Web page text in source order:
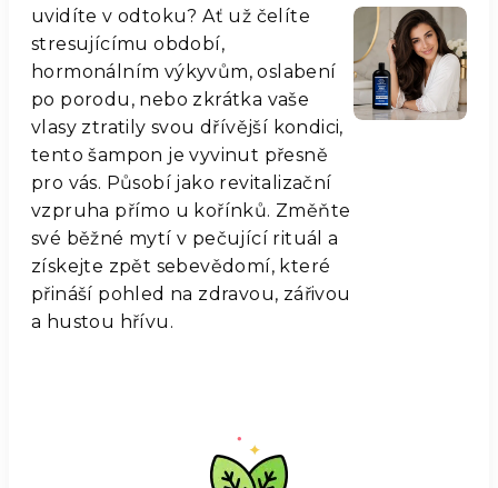
uvidíte v odtoku? Ať už čelíte
stresujícímu období,
hormonálním výkyvům, oslabení
po porodu, nebo zkrátka vaše
vlasy ztratily svou dřívější kondici,
tento šampon je vyvinut přesně
pro vás. Působí jako revitalizační
vzpruha přímo u kořínků. Změňte
své běžné mytí v pečující rituál a
získejte zpět sebevědomí, které
přináší pohled na zdravou, zářivou
a hustou hřívu.